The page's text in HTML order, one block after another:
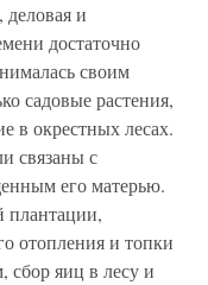
и
достаточно
своим
садовые растения,
в окрестных лесах.
связаны с
его матерью.
плантации,
отопления и топки
сбор яиц в лесу и